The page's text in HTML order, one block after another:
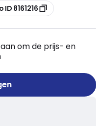
ID 8161216
om de prijs- en